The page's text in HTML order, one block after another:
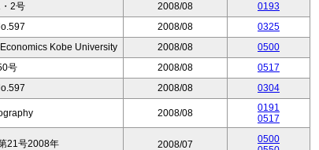
2号 2008/08
0193
2008/08
0325
Kobe University 2008/08
0500
号 2008/08
0517
2008/08 0304
2008/08
0191
0517
21号2008年 2008/07
0500